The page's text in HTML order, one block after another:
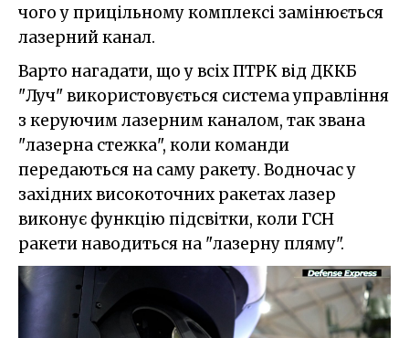
чого у прицільному комплексі замінюється
лазерний канал.
Варто нагадати, що у всіх ПТРК від ДККБ
"Луч" використовується система управління
з керуючим лазерним каналом, так звана
"лазерна стежка", коли команди
передаються на саму ракету. Водночас у
західних високоточних ракетах лазер
виконує функцію підсвітки, коли ГСН
ракети наводиться на "лазерну пляму".